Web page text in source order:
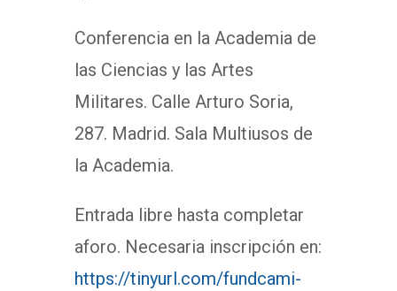
Conferencia en la Academia de
las Ciencias y las Artes
Militares. Calle Arturo Soria,
287. Madrid. Sala Multiusos de
la Academia.
Entrada libre hasta completar
aforo. Necesaria inscripción en:
https://tinyurl.com/fundcami-